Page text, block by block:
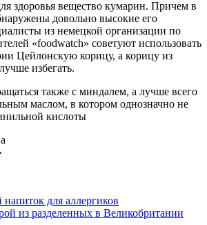
здоровья вещество кумарин. Причем в
довольно высокие его
из немецкой организации по
«foodwatch» советуют использовать
Цейлонскую корицу, а корицу из
избегать.
также с миндалем, а лучше всего
маслом, в котором однозначно не
кислоты
для аллергиков
из разделенных в Великобритании